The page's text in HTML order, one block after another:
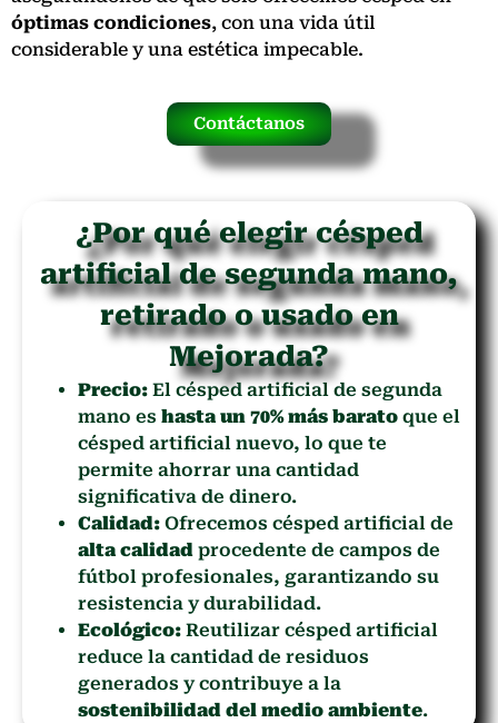
óptimas condiciones, con una vida útil
considerable y una estética impecable.
Contáctanos
¿Por qué elegir césped
artificial de segunda mano,
retirado o usado en
Mejorada?
Precio: El césped artificial de segunda
mano es hasta un 70% más barato que el
césped artificial nuevo, lo que te
permite ahorrar una cantidad
significativa de dinero.
Calidad: Ofrecemos césped artificial de
alta calidad procedente de campos de
fútbol profesionales, garantizando su
resistencia y durabilidad.
Ecológico: Reutilizar césped artificial
reduce la cantidad de residuos
generados y contribuye a la
sostenibilidad del medio ambiente.